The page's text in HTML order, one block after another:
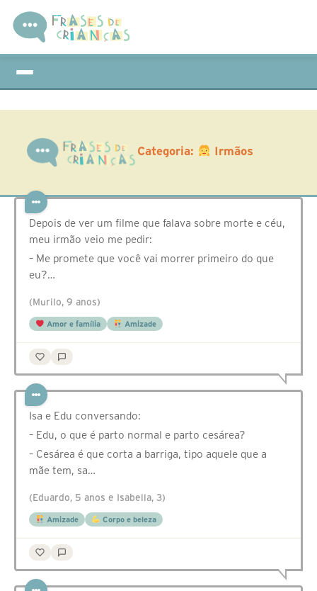
Categoria: Irmãos
Depois de ver um filme que falava sobre morte e céu,
meu irmão veio me pedir:
– Me promete que você vai morrer primeiro do que
eu?…
(Murilo, 9 anos)
Amor e família Amizade
Isa e Edu conversando:
– Edu, o que é parto normal e parto cesárea?
– Cesárea é que corta a barriga, tipo aquele que a
mãe tem, sa…
(Eduardo, 5 anos e Isabella, 3)
Amizade Corpo e beleza